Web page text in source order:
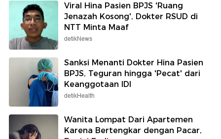
Viral Hina Pasien BPJS 'Ruang
Jenazah Kosong', Dokter RSUD di
NTT Minta Maaf
detikNews
Sanksi Menanti Dokter Hina Pasien
BPJS, Teguran hingga 'Pecat' dari
Keanggotaan IDI
detikHealth
Wanita Lompat Dari Apartemen
Karena Bertengkar dengan Pacar,